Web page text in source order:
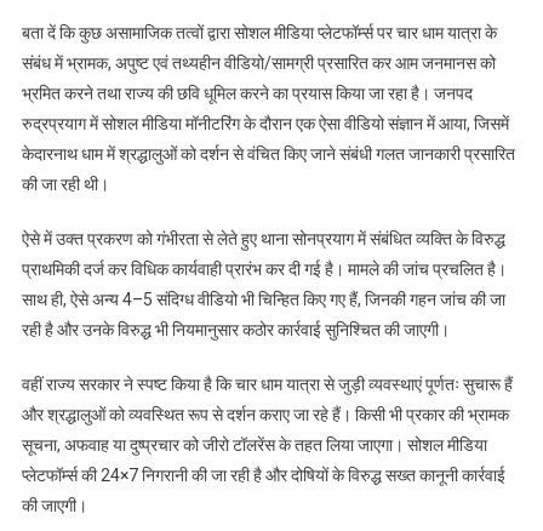
बता दें कि कुछ असामाजिक तत्वों द्वारा सोशल मीडिया प्लेटफॉर्म्स पर चार धाम यात्रा के
संबंध में भ्रामक, अपुष्ट एवं तथ्यहीन वीडियो/सामग्री प्रसारित कर आम जनमानस को
भ्रमित करने तथा राज्य की छवि धूमिल करने का प्रयास किया जा रहा है। जनपद
रुद्रप्रयाग में सोशल मीडिया मॉनीटरिंग के दौरान एक ऐसा वीडियो संज्ञान में आया, जिसमें
केदारनाथ धाम में श्रद्धालुओं को दर्शन से वंचित किए जाने संबंधी गलत जानकारी प्रसारित
की जा रही थी।
ऐसे में उक्त प्रकरण को गंभीरता से लेते हुए थाना सोनप्रयाग में संबंधित व्यक्ति के विरुद्ध
प्राथमिकी दर्ज कर विधिक कार्यवाही प्रारंभ कर दी गई है। मामले की जांच प्रचलित है।
साथ ही, ऐसे अन्य 4–5 संदिग्ध वीडियो भी चिन्हित किए गए हैं, जिनकी गहन जांच की जा
रही है और उनके विरुद्ध भी नियमानुसार कठोर कार्रवाई सुनिश्चित की जाएगी।
वहीं राज्य सरकार ने स्पष्ट किया है कि चार धाम यात्रा से जुड़ी व्यवस्थाएं पूर्णतः सुचारू हैं
और श्रद्धालुओं को व्यवस्थित रूप से दर्शन कराए जा रहे हैं। किसी भी प्रकार की भ्रामक
सूचना, अफवाह या दुष्प्रचार को जीरो टॉलरेंस के तहत लिया जाएगा। सोशल मीडिया
प्लेटफॉर्म्स की 24×7 निगरानी की जा रही है और दोषियों के विरुद्ध सख्त कानूनी कार्रवाई
की जाएगी।